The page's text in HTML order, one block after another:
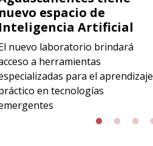
nuevo espacio de
Inteligencia Artificial
nuevo laboratorio brindará
a herramientas
para el aprendizaje
en tecnologías